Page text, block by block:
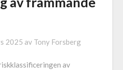
2025 av Tony Forsberg
av